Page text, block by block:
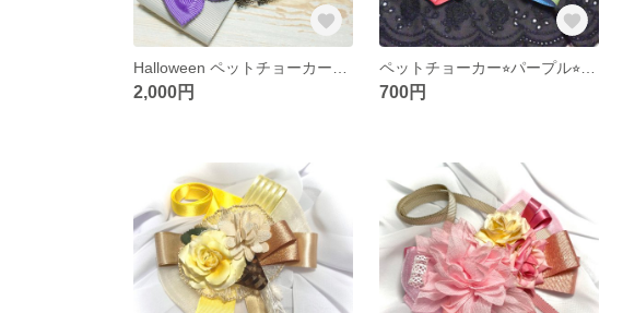
2,000円
ペットチョーカー⭐︎パープル⭐︎ハロウィン
700円